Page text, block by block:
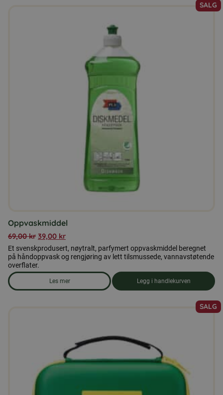
SALG
Oppvaskmiddel
69,00kr 39,00 kr
Et svenskprodusert, nøytralt, parfymert oppvaskmiddel beregnet
på håndoppvask og rengjøring av lett tilsmussede, vannavstøtende
overflater.
Les mer
om produkten Oppvaskmiddel
Legg i handlekurven
SALG